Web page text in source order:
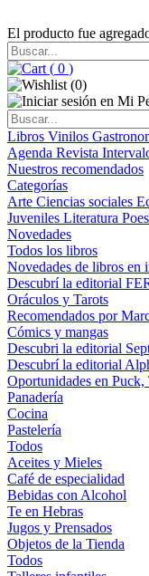
El producto fue
( 0 )
(0)
Libros Vinilos
Agenda Revista
Nuestros recomendados
Categorías
Arte Ciencias sociales
Juveniles Literatura
Novedades
Todos los libros
Novedades de libros en
Descubrí la editorial
Oráculos y Tarots
Recomendados por
Cómics y mangas
Descubri la editorial
Descubrí la editorial
Oportunidades en
Panadería
Cocina
Pastelería
Todos
Aceites y Mieles
Café de especialidad
Bebidas con Alcohol
Te en Hebras
Jugos y Prensados
Objetos de la Tienda
Todos